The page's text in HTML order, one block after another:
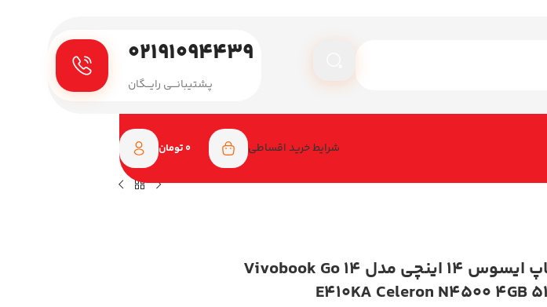
۰۲۱۹۱۰۹۴۴۳۹
پـشتیبانـــی رایـــگان
شرایط خرید اقساطی 0 تومان
لپ تاپ ایسوس 14 اینچی مدل Vivobook Go 14
E410KA Celeron N4500 4GB